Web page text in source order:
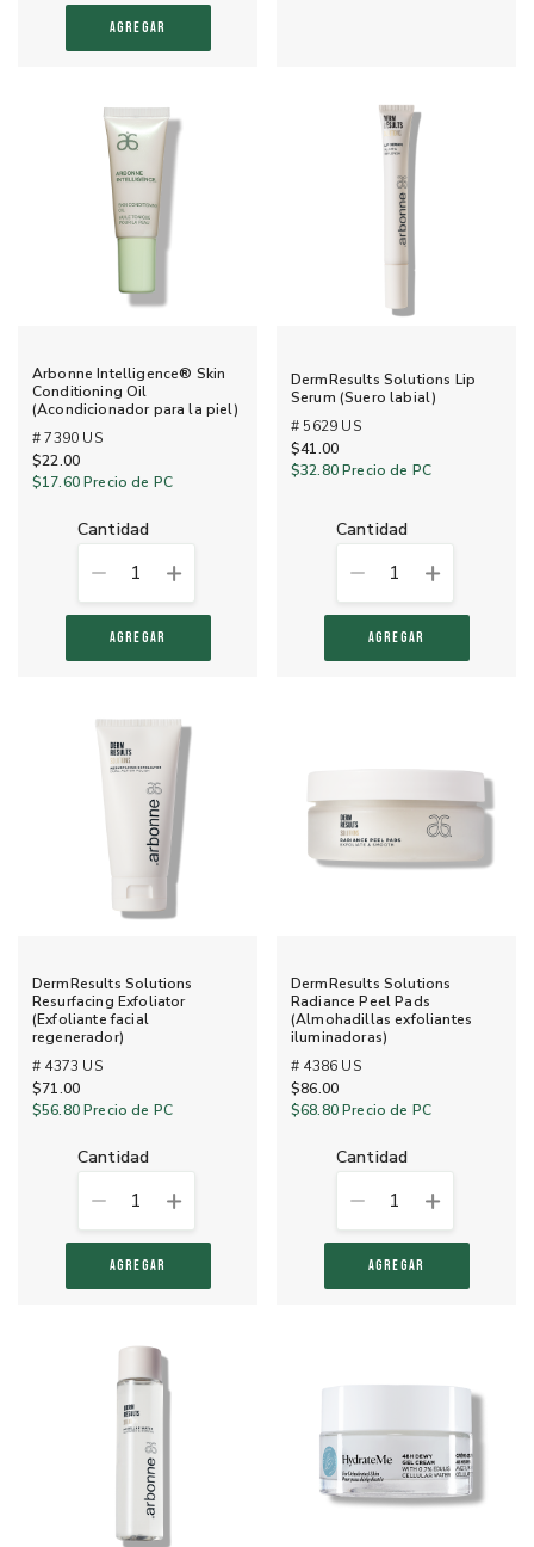
AGREGAR
Arbonne Intelligence® Skin
Conditioning Oil
(Acondicionador para la piel)
# 7390 US
$22.00
$17.60Precio de PC
cantidad
1
AGREGAR
DermResults Solutions Lip
Serum (Suero labial)
# 5629 US
$41.00
$32.80Precio de PC
cantidad
1
AGREGAR
DermResults Solutions
Resurfacing Exfoliator
(Exfoliante facial
regenerador)
# 4373 US
$71.00
$56.80Precio de PC
cantidad
1
AGREGAR
DermResults Solutions
Radiance Peel Pads
(Almohadillas exfoliantes
iluminadoras)
# 4386 US
$86.00
$68.80Precio de PC
cantidad
1
AGREGAR